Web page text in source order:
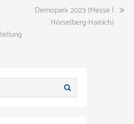
Demopark 2023 (Messe |
Hörselberg-Hainich)